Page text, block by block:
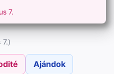
7.
7.)
Ajándok